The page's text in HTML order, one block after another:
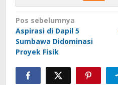
Navigasi
pos
Pos sebelumnya
Aspirasi di Dapil 5
Sumbawa Didominasi
Proyek Fisik